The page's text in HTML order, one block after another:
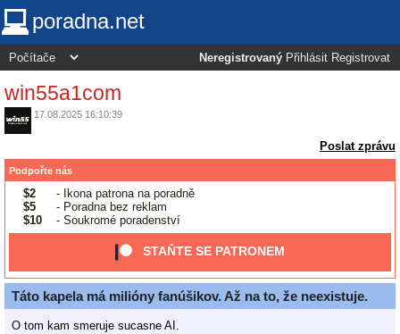
poradna.net
Neregistrovaný Přihlásit Registrovat
win55a1com
17.08.2025 16:10:39
Poslat zprávu
Podpořte nás
$2
- Ikona patrona na poradně
$5
- Poradna bez reklam
$10
- Soukromé poradenství
STAŇTE SE PATRONEM
Táto kapela má milióny fanúšikov. Až na to, že neexistuje.
O tom kam smeruje sucasne AI.